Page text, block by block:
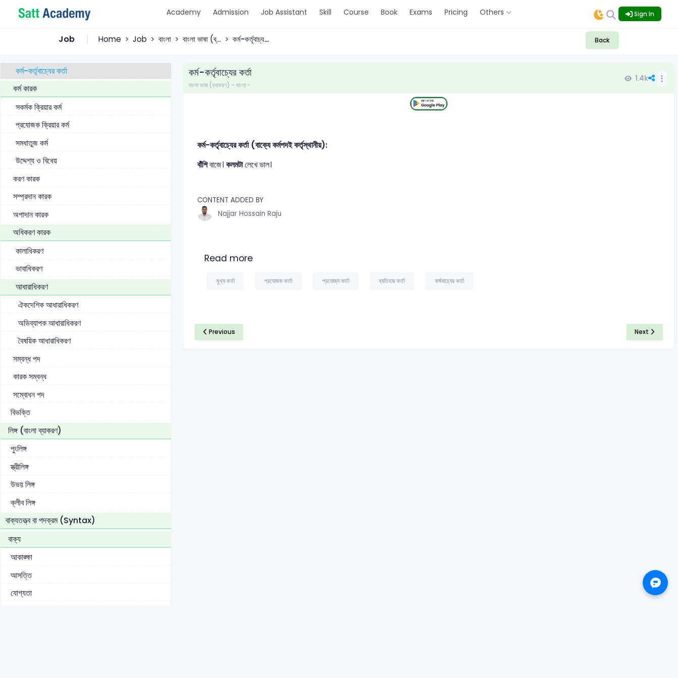
Academy Admission Job Assistant Skill Course Book Exams Pricing Others Sign In
Job Home Job বাংলা বাংলা ভাষা (ব্... কর্ম-কর্তৃবাচ্য... Back
ব্যতিহার কর্তা
কর্ম-কর্তৃবাচ্যের কর্তা
কর্ম কারক
সকর্মক ক্রিয়ার কর্ম
প্রযোজক ক্রিয়ার কর্ম
সমধাতুজ কর্ম
উদ্দেশ্য ও বিধেয়
করণ কারক
সম্প্রদান কারক
অপাদান কারক
অধিকরণ কারক
কালাধিকরণ
ভাবাধিকরণ
আধারাধিকরণ
ঐকদেশিক আধারাধিকরণ
অভিব্যাপক আধারাধিকরণ
বৈষয়িক আধারাধিকরণ
সম্বন্ধ পদ
কারক সম্বন্ধ
সম্বোধন পদ
বিভক্তি
লিঙ্গ (বাংলা ব্যাকরণ)
পুংলিঙ্গ
স্ত্রীলিঙ্গ
উভয় লিঙ্গ
ক্লীব লিঙ্গ
বাক্যতত্ত্ব বা পদক্রম (Syntax)
বাক্য
আকাঙ্ক্ষা
আসত্তি
যোগ্যতা
কর্ম-কর্তৃবাচ্যের কর্তা
বাংলা ভাষা (ব্যাকরণ) - বাংলা -
1.4k
কর্ম-কর্তৃবাচ্যের কর্তা (বাক্যে কর্মপদই কর্তৃস্থানীয়):
বাঁশিবাজে। কলমটালেখে ভাল।
CONTENT ADDED BY
Najjar Hossain Raju
Read more
মুখ্য কর্তা প্রযোজক কর্তা প্রযোজ্য কর্তা ব্যতিহার কর্তা কর্মবাচ্যের কর্তা
Previous Next